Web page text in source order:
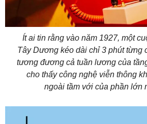
Ít ai tin rằng vào năm 1927, một
Tây Dương kéo dài chỉ 3 phút từng
tương đương cả tuần lương của
cho thấy công nghệ viễn thông
ngoài tầm với của phần lớn